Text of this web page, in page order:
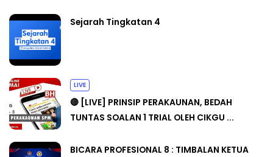
Sejarah Tingkatan 4
LIVE
🔴 [LIVE] PRINSIP PERAKAUNAN, BEDAH
TUNTAS SOALAN 1 TRIAL OLEH CIKGU ...
BICARA PROFESIONAL 8 : TIMBALAN KETUA